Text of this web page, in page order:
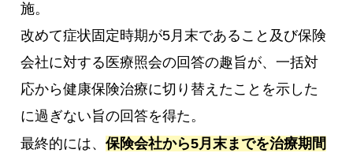
施。
改めて症状固定時期が5月末であること及び保険
会社に対する医療照会の回答の趣旨が、一括対
応から健康保険治療に切り替えたことを示した
に過ぎない旨の回答を得た。
最終的には、保険会社から5月末までを治療期間